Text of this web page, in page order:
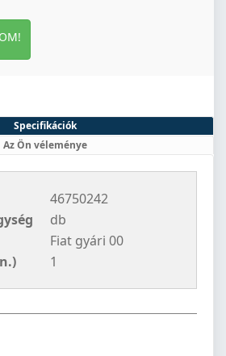
Specifikációk
Az Ön véleménye
46750242
db
Fiat gyári 00
1